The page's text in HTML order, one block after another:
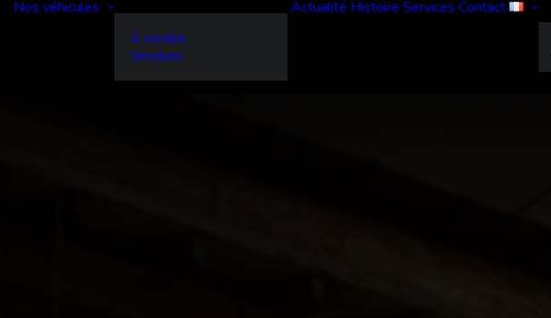
Nos véhicules
À vendre
Vendues
Actualité Histoire Services Contact